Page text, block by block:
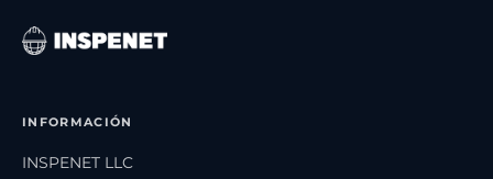
INFORMACIÓN
INSPENET LLC